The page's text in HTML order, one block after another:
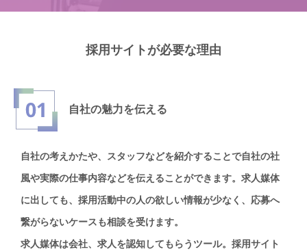
採用サイトが必要な理由
自社の魅力を伝える
自社の考えかたや、スタッフなどを紹介することで自社の社
風や実際の仕事内容などを伝えることができます。求人媒体
に出しても、採用活動中の人の欲しい情報が少なく、応募へ
繋がらないケースも相談を受けます。
求人媒体は会社、求人を認知してもらうツール。採用サイト